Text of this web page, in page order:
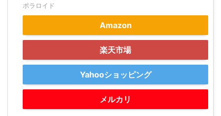
ポラロイド
Amazon
楽天市場
Yahooショッピング
メルカリ